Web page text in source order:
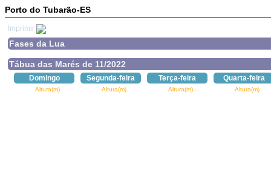
Porto do Tubarão-ES
Imprimir
Fases da Lua
Tábua das Marés de 11/2022
Domingo Segunda-feira Terça-feira Quarta-feira
Altura(m) Altura(m) Altura(m) Altura(m)